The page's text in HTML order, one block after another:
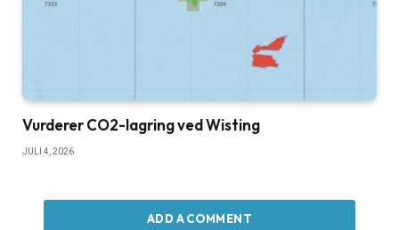
Vurderer CO2-lagring ved Wisting
JULI 4, 2026
ADD A COMMENT